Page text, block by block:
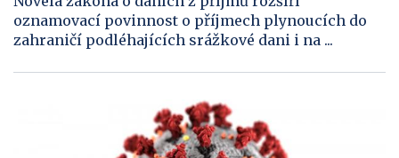
oznamovací povinnost o příjmech plynoucích do
zahraničí podléhajících srážkové dani i na ...